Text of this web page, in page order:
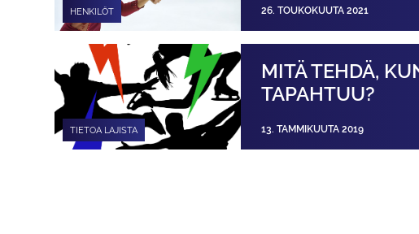
HENKILÖT 26. TOUKOKUUTA 2021
TIETOA LAJISTA
MITÄ TEHDÄ,
TAPAHTUU?
13. TAMMIKUUTA 2019